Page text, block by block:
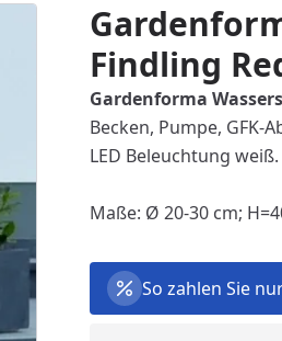
Findling
Gardenforma
Becken, Pumpe,
LED Beleuchtung weiß.
Maße: Ø 20-30 cm;
So zahlen Sie